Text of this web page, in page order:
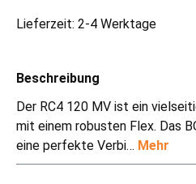
Lieferzeit: 2-4 Werktage
Beschreibung
Der RC4 120 MV ist ein
mit einem robusten Flex. Das
eine perfekte Verbi… Mehr